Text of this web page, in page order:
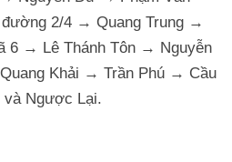
2/4 → Quang Trung →
6 → Lê Thánh Tôn → Nguyễn
Khải → Trần Phú → Cầu
Ngược Lại.